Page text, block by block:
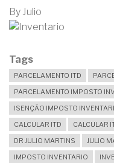
By Julio
Tags
PARCELAMENTO ITD
PARCELAMENTO IMPOSTO
ISENÇÃO IMPOSTO
CALCULAR ITD
CALCULAR
DR JULIO MARTINS
JULIO
IMPOSTO INVENTARIO